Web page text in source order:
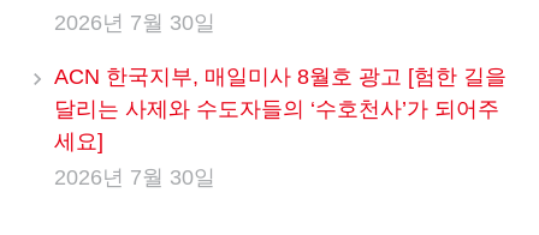
2026년 7월 30일
ACN 한국지부, 매일미사 8월호 광고 [험한 길을
달리는 사제와 수도자들의 ‘수호천사’가 되어주
세요]
2026년 7월 30일